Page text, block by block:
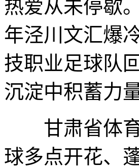
热爱从未停歇
年泾川文汇爆
技职业足球队
沉淀中积蓄力
甘肃省体育
球多点开花、